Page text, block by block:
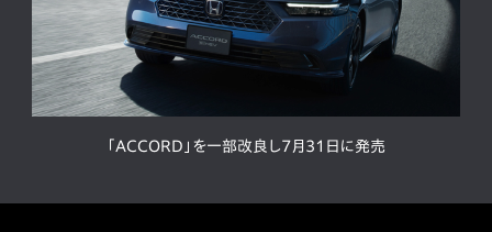
「ACCORD」を一部改良し7月31日に発売